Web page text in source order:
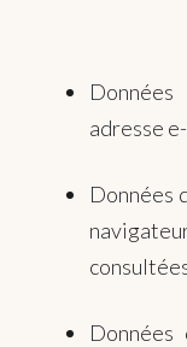
adresse
Données
Données